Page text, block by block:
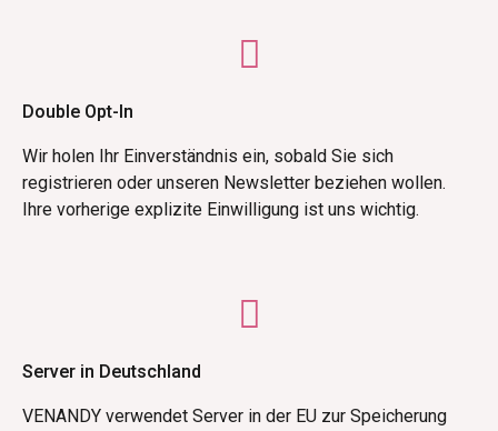
Double Opt-In
Wir holen Ihr Einverständnis ein, sobald Sie sich
registrieren oder unseren Newsletter beziehen wollen.
Ihre vorherige explizite Einwilligung ist uns wichtig.
Server in Deutschland
VENANDY verwendet Server in der EU zur Speicherung